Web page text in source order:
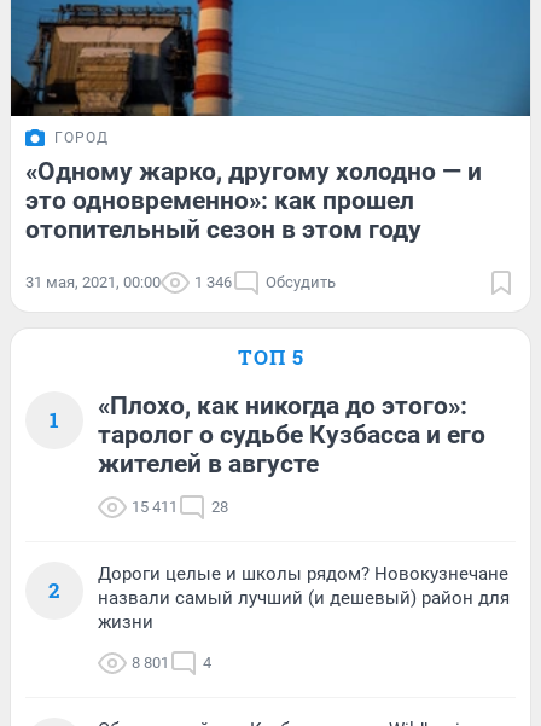
ГОРОД
«Одному жарко, другому холодно — и
это одновременно»: как прошел
отопительный сезон в этом году
31 мая, 2021, 00:00 1 346 Обсудить
ТОП 5
1
«Плохо, как никогда до этого»:
таролог о судьбе Кузбасса и его
жителей в августе
15 411 28
2
Дороги целые и школы рядом? Новокузнечане
назвали самый лучший (и дешевый) район для
жизни
8 801 4